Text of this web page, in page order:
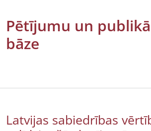
Pētījumu un
bāze
Latvijas sabiedrības